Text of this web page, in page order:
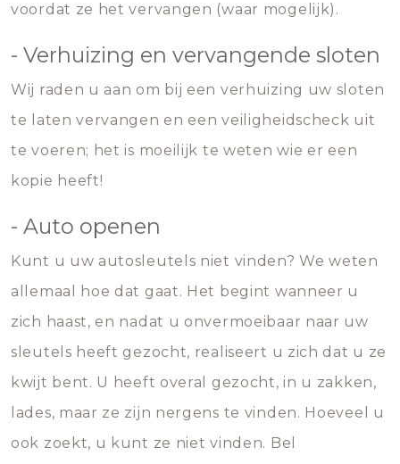
voordat ze het vervangen (waar mogelijk).
- Verhuizing en vervangende sloten
Wij raden u aan om bij een verhuizing uw sloten
te laten vervangen en een veiligheidscheck uit
te voeren; het is moeilijk te weten wie er een
kopie heeft!
- Auto openen
Kunt u uw autosleutels niet vinden? We weten
allemaal hoe dat gaat. Het begint wanneer u
zich haast, en nadat u onvermoeibaar naar uw
sleutels heeft gezocht, realiseert u zich dat u ze
kwijt bent. U heeft overal gezocht, in u zakken,
lades, maar ze zijn nergens te vinden. Hoeveel u
ook zoekt, u kunt ze niet vinden. Bel